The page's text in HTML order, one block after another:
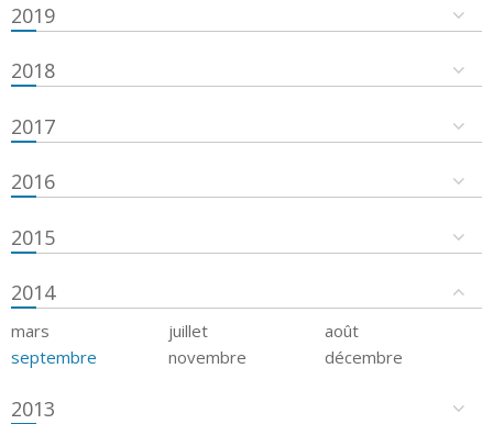
2019
2018
2017
2016
2015
2014
mars juillet
août
septembre
novembre décembre
2013